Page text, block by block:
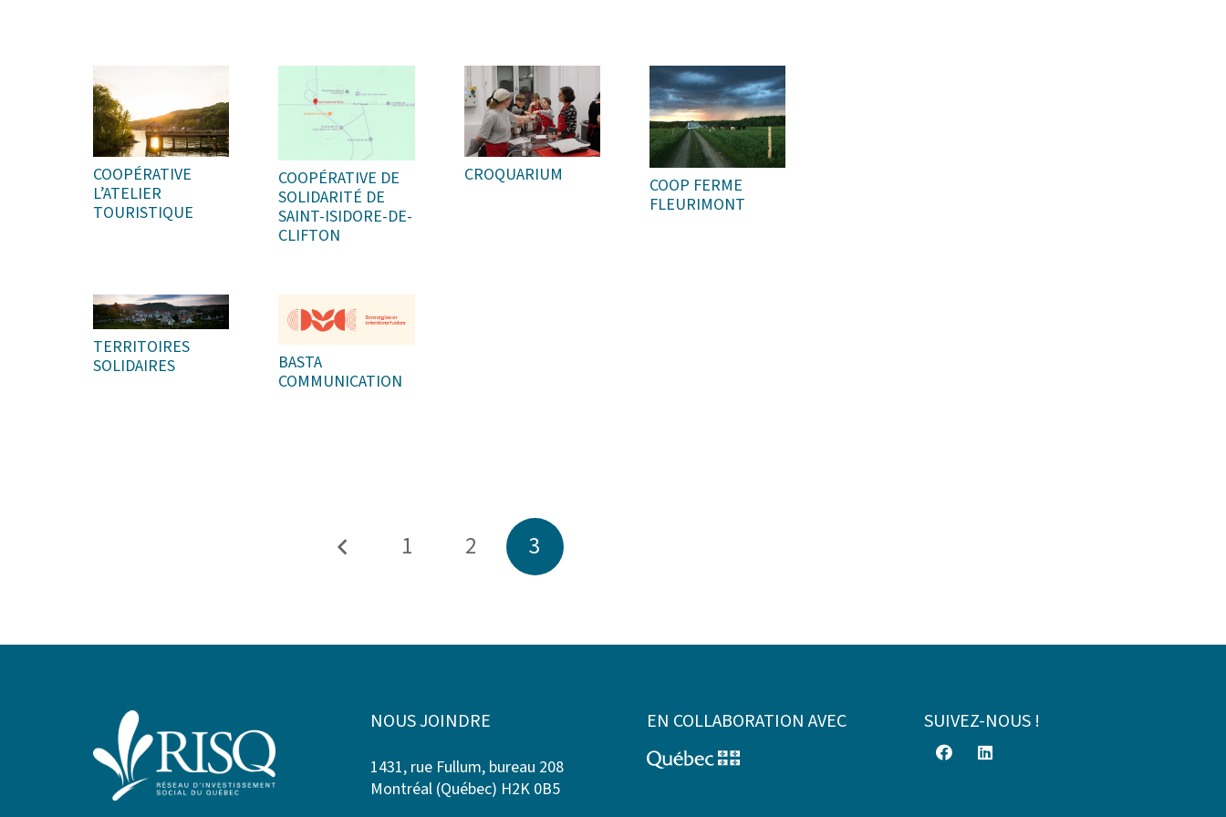
COOPÉRATIVE
L’ATELIER
TOURISTIQUE
COOPÉRATIVE DE
SOLIDARITÉ DE
SAINT-ISIDORE-DE-
CLIFTON
CROQUARIUM
COOP FERME
FLEURIMONT
TERRITOIRES
SOLIDAIRES
BASTA
COMMUNICATION
1 2 3
NOUS JOINDRE
1431, rue Fullum, bureau 208
Montréal (Québec) H2K 0B5
EN COLLABORATION AVEC SUIVEZ-NOUS !